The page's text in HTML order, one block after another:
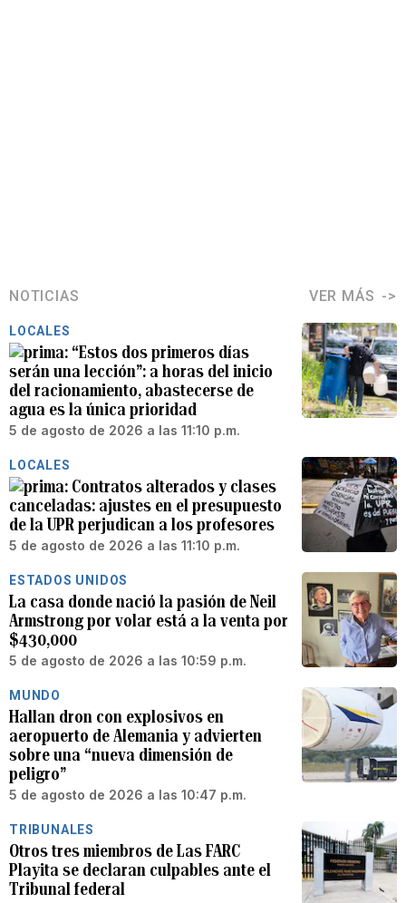
NOTICIAS VER MÁS
LOCALES
“Estos dos primeros días
serán una lección”: a horas del inicio
del racionamiento, abastecerse de
agua es la única prioridad
5 de agosto de 2026 a las 11:10 p.m.
LOCALES
Contratos alterados y clases
canceladas: ajustes en el presupuesto
de la UPR perjudican a los profesores
5 de agosto de 2026 a las 11:10 p.m.
ESTADOS UNIDOS
La casa donde nació la pasión de Neil
Armstrong por volar está a la venta por
$430,000
5 de agosto de 2026 a las 10:59 p.m.
MUNDO
Hallan dron con explosivos en
aeropuerto de Alemania y advierten
sobre una “nueva dimensión de
peligro”
5 de agosto de 2026 a las 10:47 p.m.
TRIBUNALES
Otros tres miembros de Las FARC
Playita se declaran culpables ante el
Tribunal federal